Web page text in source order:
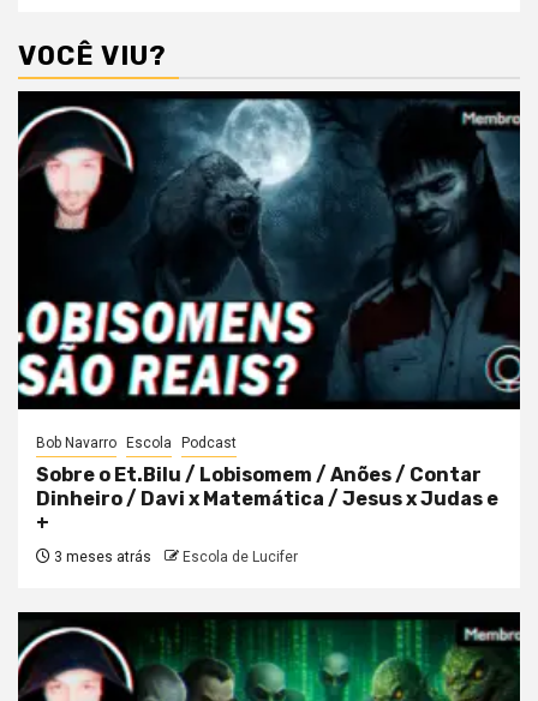
VOCÊ VIU?
Bob Navarro Escola Podcast
Sobre o Et.Bilu / Lobisomem / Anões / Contar
Dinheiro / Davi x Matemática / Jesus x Judas e
+
3 meses atrás Escola de Lucifer